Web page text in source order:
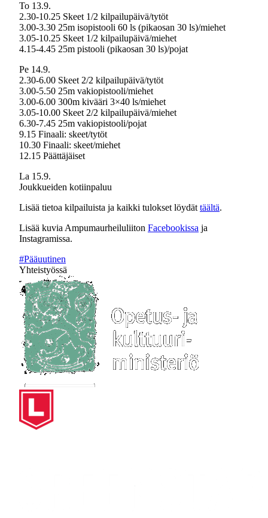
To 13.9.
2.30-10.25 Skeet 1/2 kilpailupäivä/tytöt
3.00-3.30 25m isopistooli 60 ls (pikaosan 30 ls)/miehet
3.05-10.25 Skeet 1/2 kilpailupäivä/miehet
4.15-4.45 25m pistooli (pikaosan 30 ls)/pojat
Pe 14.9.
2.30-6.00 Skeet 2/2 kilpailupäivä/tytöt
3.00-5.50 25m vakiopistooli/miehet
3.00-6.00 300m kivääri 3×40 ls/miehet
3.05-10.00 Skeet 2/2 kilpailupäivä/miehet
6.30-7.45 25m vakiopistooli/pojat
9.15 Finaali: skeet/tytöt
10.30 Finaali: skeet/miehet
12.15 Päättäjäiset
La 15.9.
Joukkueiden kotiinpaluu
Lisää tietoa kilpailuista ja kaikki tulokset löydät täältä.
Lisää kuvia Ampumaurheiluliiton Facebookissa ja
Instagramissa.
#Pääuutinen
Yhteistyössä